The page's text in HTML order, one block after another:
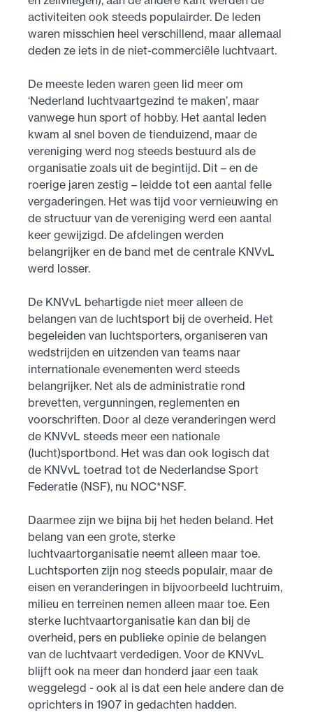
activiteiten ook steeds populairder. De leden
waren misschien heel verschillend, maar allemaal
deden ze iets in de niet-commerciële luchtvaart.
De meeste leden waren geen lid meer om
‘Nederland luchtvaartgezind te maken’, maar
vanwege hun sport of hobby. Het aantal leden
kwam al snel boven de tienduizend, maar de
vereniging werd nog steeds bestuurd als de
organisatie zoals uit de begintijd. Dit – en de
roerige jaren zestig – leidde tot een aantal felle
vergaderingen. Het was tijd voor vernieuwing en
de structuur van de vereniging werd een aantal
keer gewijzigd. De afdelingen werden
belangrijker en de band met de centrale KNVvL
werd losser.
De KNVvL behartigde niet meer alleen de
belangen van de luchtsport bij de overheid. Het
begeleiden van luchtsporters, organiseren van
wedstrijden en uitzenden van teams naar
internationale evenementen werd steeds
belangrijker. Net als de administratie rond
brevetten, vergunningen, reglementen en
voorschriften. Door al deze veranderingen werd
de KNVvL steeds meer een nationale
(lucht)sportbond. Het was dan ook logisch dat
de KNVvL toetrad tot de Nederlandse Sport
Federatie (NSF), nu NOC*NSF.
Daarmee zijn we bijna bij het heden beland. Het
belang van een grote, sterke
luchtvaartorganisatie neemt alleen maar toe.
Luchtsporten zijn nog steeds populair, maar de
eisen en veranderingen in bijvoorbeeld luchtruim,
milieu en terreinen nemen alleen maar toe. Een
sterke luchtvaartorganisatie kan dan bij de
overheid, pers en publieke opinie de belangen
van de luchtvaart verdedigen. Voor de KNVvL
blijft ook na meer dan honderd jaar een taak
weggelegd - ook al is dat een hele andere dan de
oprichters in 1907 in gedachten hadden.